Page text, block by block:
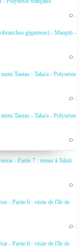
…
giganteus) - Maupiti -
…
Tautau - Taha'a - Polynésie
…
Tautau - Taha'a - Polynésie
…
- Partie 7 : retour à Tahiti
…
- Partie 6 : visite de l'île de
…
- Partie 6 : visite de l'île de